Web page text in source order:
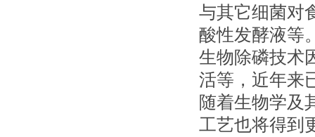
与其它细菌对
酸性发酵液等
生物除磷技术
活等，近年来
随着生物学及
工艺也将得到